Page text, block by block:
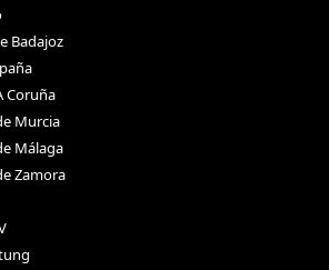
Badajoz
Coruña
Murcia
Málaga
Zamora